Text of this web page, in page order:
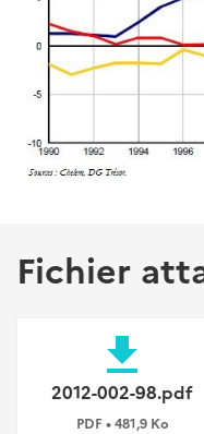
Fichier
file_download
2012-002-98.pdf
PDF • 481,9 Ko